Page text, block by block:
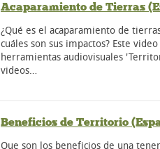
Acaparamiento de Tierras
¿Qué es el acaparamiento de
cuáles son sus impactos? Este
herramientas audiovisuales
videos…
Beneficios de Territorio
Que son los beneficios de una